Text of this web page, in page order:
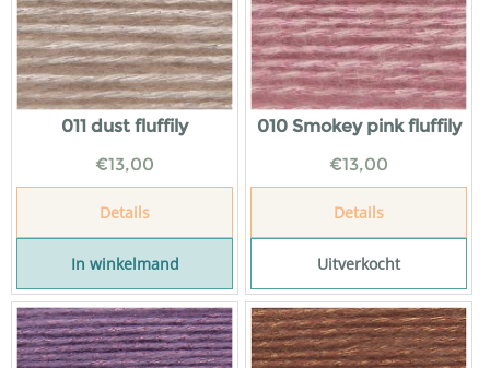
011 dust fluffily
€13,00
Details
In winkelmand
010 Smokey pink fluffily
€13,00
Details
Uitverkocht